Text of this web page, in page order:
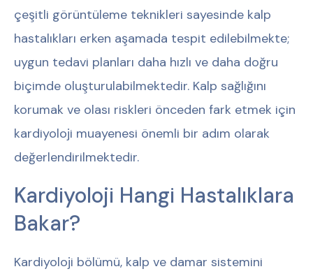
çeşitli görüntüleme teknikleri sayesinde kalp
hastalıkları erken aşamada tespit edilebilmekte;
uygun tedavi planları daha hızlı ve daha doğru
biçimde oluşturulabilmektedir. Kalp sağlığını
korumak ve olası riskleri önceden fark etmek için
kardiyoloji muayenesi önemli bir adım olarak
değerlendirilmektedir.
Kardiyoloji Hangi Hastalıklara
Bakar?
Kardiyoloji bölümü, kalp ve damar sistemini